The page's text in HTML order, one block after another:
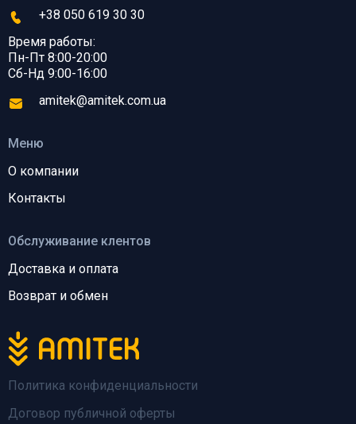
Политика конфиденциальности
Договор публичной оферты
Обслуживание клентов
Доставка и оплата
Возврат и обмен
Меню
О компании
Контакты
+38 050 619 30 30
Время работы:
Пн-Пт 8:00-20:00
Сб-Нд 9:00-16:00
amitek@amitek.com.ua